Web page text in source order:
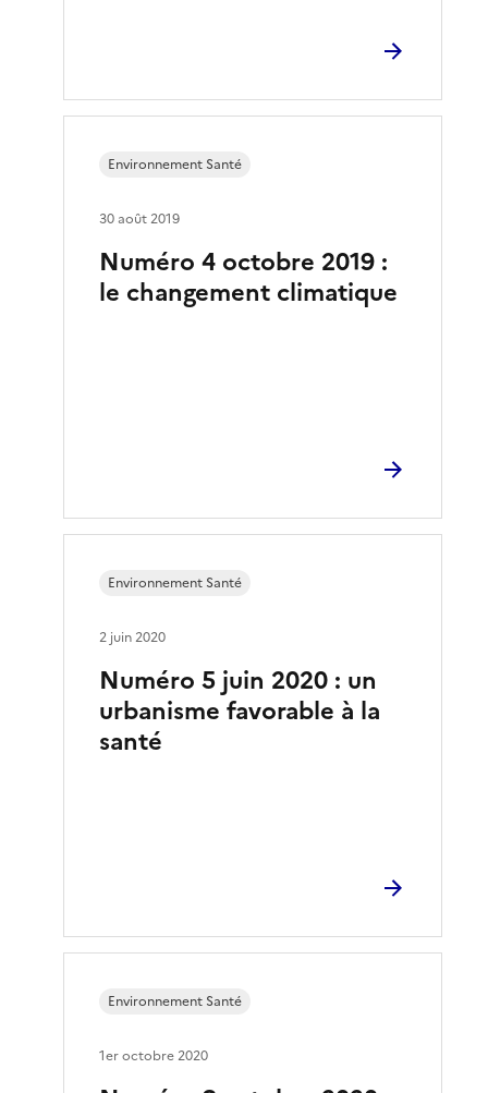
Numéro 4 octobre 2019 :
le changement climatique
Environnement Santé
30 août 2019
Numéro 5 juin 2020 : un
urbanisme favorable à la
santé
Environnement Santé
2 juin 2020
Environnement Santé
1er octobre 2020